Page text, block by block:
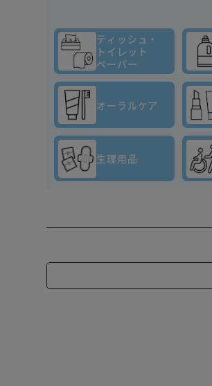
ティッシュ・
トイレット
ペーパー
オーラルケア
生理用品